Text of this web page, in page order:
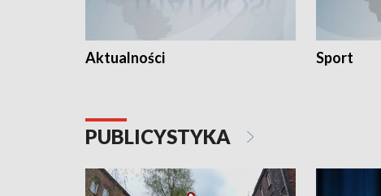
Aktualności Sport
PUBLICYSTYKA